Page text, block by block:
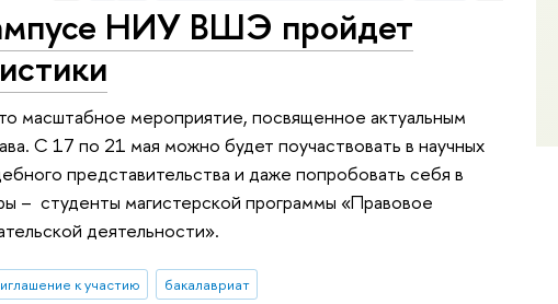
НИУ ВШЭ пройдет
масштабное мероприятие, посвященное актуальным
С 17 по 21 мая можно будет поучаствовать в научных
представительства и даже попробовать себя в
– студенты магистерской программы «Правовое
деятельности».
к участию бакалавриат